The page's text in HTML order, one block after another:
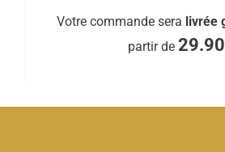
Votre commande sera livrée
partir de